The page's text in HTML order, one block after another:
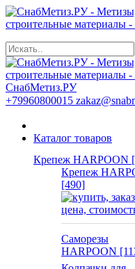
СнабМетиз.РУ
+79960800015
Каталог товаров
Крепеж HARPOON
Крепеж
[490]
Саморезы
HARPOON